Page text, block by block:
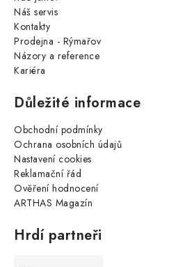
Náš servis
Kontakty
Prodejna - Rýmařov
Názory a reference
Kariéra
Důležité informace
Obchodní podmínky
Ochrana osobních údajů
Nastavení cookies
Reklamační řád
Ověření hodnocení
ARTHAS Magazín
Hrdí partneři